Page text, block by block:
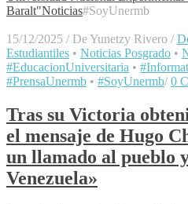
Baralt"Noticias#SoyUnermb
15/12/2025 / De Yunetzy Rivero /
Estudiantiles • Noticias Posgrado •
#EducacionUniversitaria •
#PrensaUnermb • #SoyUnermb/ 0
Tras su Victoria
el mensaje de Hugo
un llamado al pueblo
Venezuela»